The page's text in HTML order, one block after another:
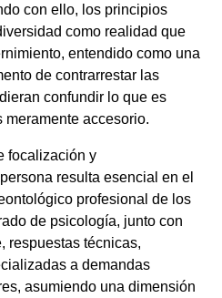
con ello, los principios
como realidad que
entendido como una
de contrarrestar las
confundir lo que es
meramente accesorio.
focalización y
resulta esencial en el
profesional de los
de psicología, junto con
respuestas técnicas,
a demandas
asumiendo una dimensión